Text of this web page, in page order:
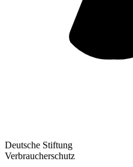
Deutsche Stiftung
Verbraucherschutz